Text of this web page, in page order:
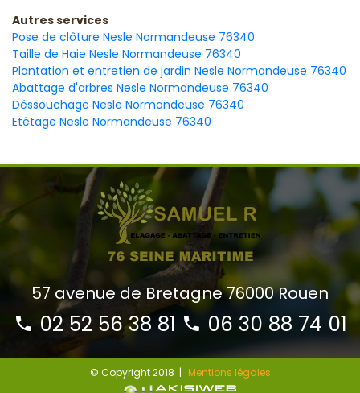
Autres services
Pose de clôture Nesle Normandeuse 76340
Taille de Haie Nesle Normandeuse 76340
Plantation et entretien de jardin Nesle Normandeuse 76340
Abattage d'arbres Nesle Normandeuse 76340
Déssouchage Nesle Normandeuse 76340
Etêtage Nesle Normandeuse 76340
57 avenue de Bretagne 76000 Rouen
02 52 56 38 81 06 30 88 74 01
© Copyright 2018 | Mentions légales